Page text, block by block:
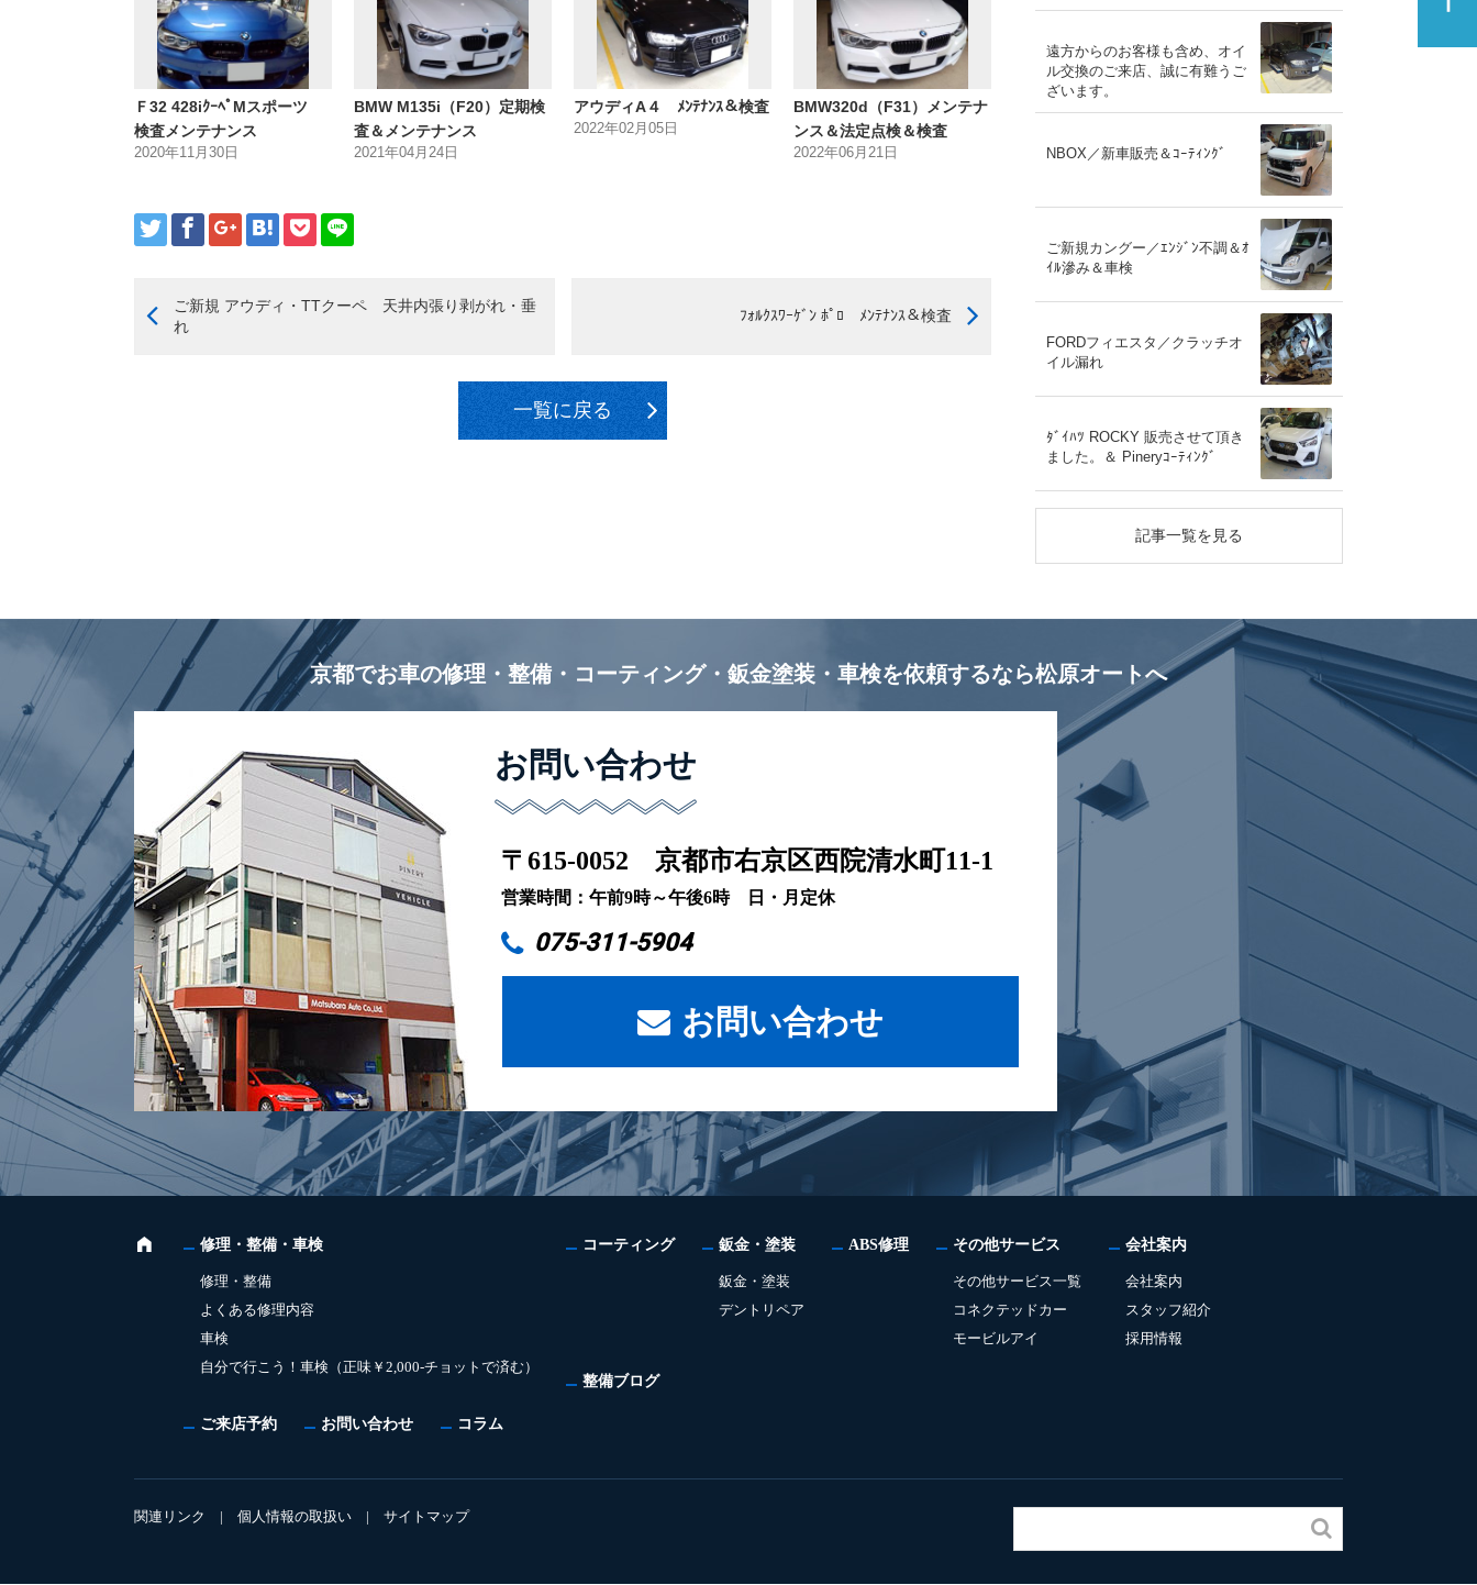
Ｆ32 428iｸｰﾍﾟMスポーツ
検査メンテナンス
2020年11月30日
BMW M135i（F20）定期検
査＆メンテナンス
2021年04月24日
アウディA４ ﾒﾝﾃﾅﾝｽ＆検査
2022年02月05日
BMW320d（F31）メンテナ
ンス＆法定点検＆検査
2022年06月21日
ご新規 アウディ・TTクーペ 天井内張り剥がれ・垂
れ
ﾌｫﾙｸｽﾜｰｹﾞﾝ ﾎﾟﾛ ﾒﾝﾃﾅﾝｽ＆検査
一覧に戻る
遠方からのお客様も含め、オイ
ル交換のご来店、誠に有難うご
ざいます。
NBOX／新車販売＆ｺｰﾃｨﾝｸﾞ
ご新規カングー／ｴﾝｼﾞﾝ不調＆ｵ
ｲﾙ滲み＆車検
FORDフィエスタ／クラッチオ
イル漏れ
ﾀﾞｲﾊﾂ ROCKY 販売させて頂き
ました。＆ Pineryｺｰﾃｨﾝｸﾞ
記事一覧を見る
京都でお車の修理・整備・コーティング・鈑金塗装・車検を依頼するなら松原オートへ
お問い合わせ
〒615-0052 京都市右京区西院清水町11-1
営業時間：午前9時～午後6時 日・月定休
075-311-5904
お問い合わせ
修理・整備・車検
修理・整備
よくある修理内容
車検
自分で行こう！車検（正味￥2,000-チョットで済む）
コーティング 鈑金・塗装
鈑金・塗装
デントリペア
ABS修理 その他サービス
その他サービス一覧
コネクテッドカー
モービルアイ
会社案内
会社案内
スタッフ紹介
採用情報
整備ブログ
ご来店予約 お問い合わせ コラム
関連リンク | 個人情報の取扱い | サイトマップ